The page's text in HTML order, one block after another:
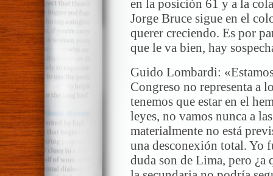
en la posición 61 y a la
Jorge Bruce sigue en el
querer creciendo. Es por
que le va bien, hay
Guido Lombardi:
Congreso no representa a
tenemos que estar en el
leyes, no vamos nunca a
materialmente no está
una desconexión total. Yo
duda son de Lima, pero ¿a